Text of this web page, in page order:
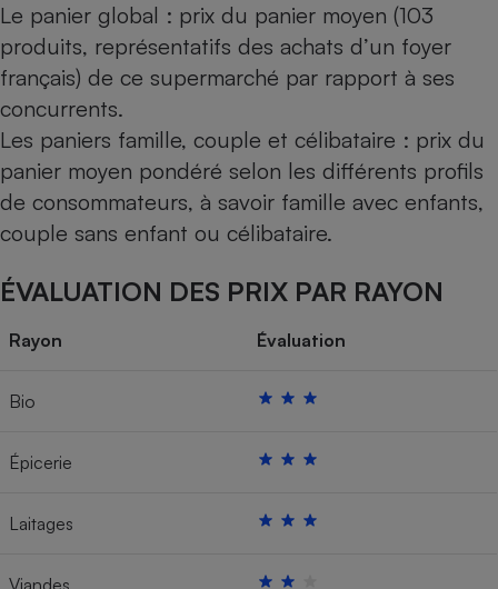
Le panier global : prix du panier moyen (103
produits, représentatifs des achats d’un foyer
français) de ce supermarché par rapport à ses
concurrents.
Les paniers famille, couple et célibataire : prix du
panier moyen pondéré selon les différents profils
de consommateurs, à savoir famille avec enfants,
couple sans enfant ou célibataire.
ÉVALUATION DES PRIX PAR RAYON
Rayon Évaluation
Bio
Épicerie
Laitages
Viandes